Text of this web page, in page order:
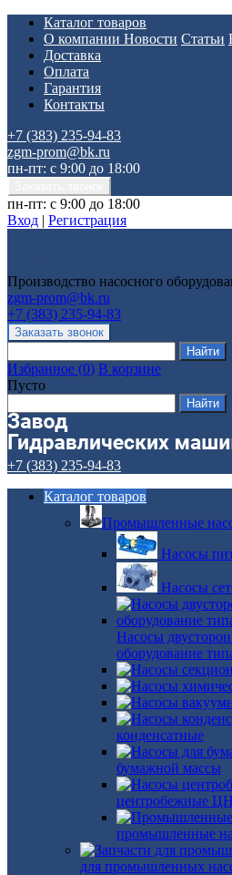
Каталог товаров
О компании Новости Статьи
Доставка
Оплата
Гарантия
Контакты
+7 (383) 235-94-83
zgm-prom@bk.ru
пн-пт: с 9:00 до 18:00
пн-пт: с 9:00 до 18:00
Вход | Регистрация
Производство насосного
zgm-prom@bk.ru
+7 (383) 235-94-83
Избранное (0) В корзине
Пусто
+7 (383) 235-94-83
Каталог товаров
Промышленные
Насосы
Насосы
Насосы
оборудование
конденсатные
бумажной массы
центробежные ЦН
промышленные
для промышленных